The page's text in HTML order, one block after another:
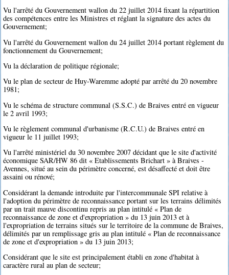
Vu l'arrêté du Gouvernement wallon du 22 juillet 2014 fixant la répartition
des compétences entre les Ministres et réglant la signature des actes du
Gouvernement;
Vu l'arrêté du Gouvernement wallon du 24 juillet 2014 portant règlement du
fonctionnement du Gouvernement;
Vu la déclaration de politique régionale;
Vu le plan de secteur de Huy-Waremme adopté par arrêté du 20 novembre
1981;
Vu le schéma de structure communal (S.S.C.) de Braives entré en vigueur
le 2 avril 1993;
Vu le règlement communal d'urbanisme (R.C.U.) de Braives entré en
vigueur le 11 juillet 1993;
Vu l'arrêté ministériel du 30 novembre 2007 décidant que le site d'activité
économique SAR/HW 86 dit « Etablissements Brichart » à Braives -
Avennes, situé au sein du périmètre concerné, est désaffecté et doit être
assaini ou rénové;
Considérant la demande introduite par l'intercommunale SPI relative à
l'adoption du périmètre de reconnaissance portant sur les terrains délimités
par un trait mauve discontinu repris au plan intitulé « Plan de
reconnaissance de zone et d'expropriation » du 13 juin 2013 et à
l'expropriation de terrains situés sur le territoire de la commune de Braives,
délimités par un remplissage gris au plan intitulé « Plan de reconnaissance
de zone et d'expropriation » du 13 juin 2013;
Considérant que le site est principalement établi en zone d'habitat à
caractère rural au plan de secteur;